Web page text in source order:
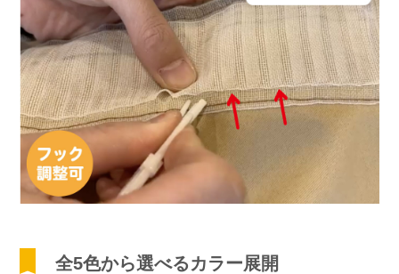
全5色から選べるカラー展開